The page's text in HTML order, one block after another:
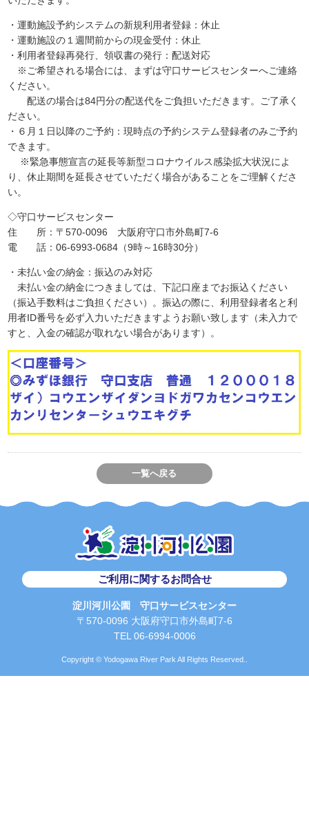
・運動施設予約システムの新規利用者登録：休止
・運動施設の１週間前からの現金受付：休止
・利用者登録再発行、領収書の発行：配送対応
※ご希望される場合には、まずは守口サービスセンターへご連絡
ください。
配送の場合は84円分の配送代をご負担いただきます。ご了承く
ださい。
・６月１日以降のご予約：現時点の予約システム登録者のみご予約
できます。
※緊急事態宣言の延長等新型コロナウイルス感染拡大状況によ
り、休止期間を延長させていただく場合があることをご理解くださ
い。
◇守口サービスセンター
住 所：〒570-0096 大阪府守口市外島町7-6
電 話：06-6993-0684（9時～16時30分）
・未払い金の納金：振込のみ対応
未払い金の納金につきましては、下記口座までお振込ください
（振込手数料はご負担ください）。振込の際に、利用登録者名と利
用者ID番号を必ず入力いただきますようお願い致します（未入力で
すと、入金の確認が取れない場合があります）。
一覧へ戻る
ご利用に関するお問合せ
淀川河川公園 守口サービスセンター
〒570-0096 大阪府守口市外島町7-6
TEL 06-6994-0006
Copyright © Yodogawa River Park All Rights Reserved..